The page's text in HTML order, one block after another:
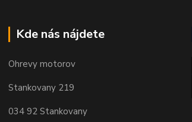
Kde nás nájdete
Ohrevy motorov
Stankovany 219
034 92 Stankovany